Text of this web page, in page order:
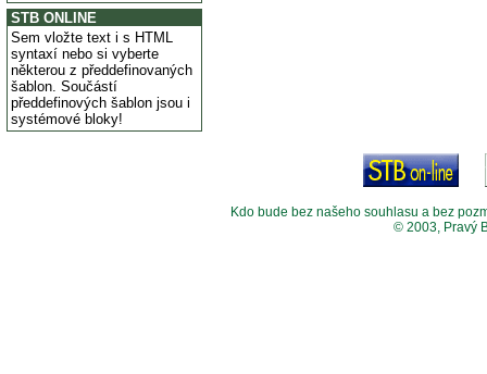
STB ONLINE
Sem vložte text i s HTML
syntaxí nebo si vyberte
některou z předdefinovaných
šablon. Součástí
předdefinových šablon jsou i
systémové bloky!
Kdo bude bez našeho souhlasu a bez
© 2003, Pravý